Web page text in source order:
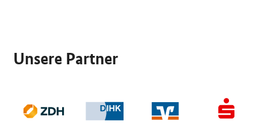
Unsere Partner